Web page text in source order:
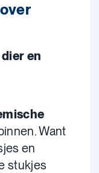
en
Want
en
stukjes